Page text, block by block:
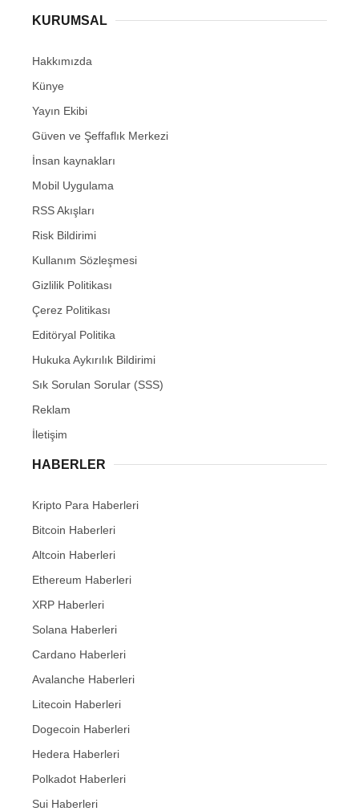
KURUMSAL
Hakkımızda
Künye
Yayın Ekibi
Güven ve Şeffaflık Merkezi
İnsan kaynakları
Mobil Uygulama
RSS Akışları
Risk Bildirimi
Kullanım Sözleşmesi
Gizlilik Politikası
Çerez Politikası
Editöryal Politika
Hukuka Aykırılık Bildirimi
Sık Sorulan Sorular (SSS)
Reklam
İletişim
HABERLER
Kripto Para Haberleri
Bitcoin Haberleri
Altcoin Haberleri
Ethereum Haberleri
XRP Haberleri
Solana Haberleri
Cardano Haberleri
Avalanche Haberleri
Litecoin Haberleri
Dogecoin Haberleri
Hedera Haberleri
Polkadot Haberleri
Sui Haberleri